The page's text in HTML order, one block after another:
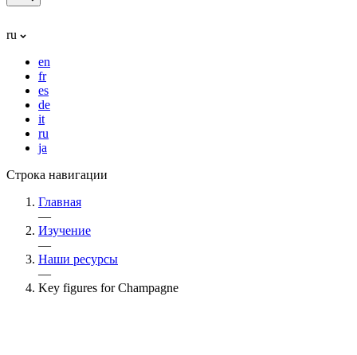
ru
en
fr
es
de
it
ru
ja
Строка навигации
Главная
—
Изучение
—
Наши ресурсы
—
Key figures for Champagne